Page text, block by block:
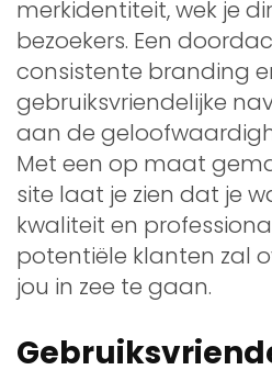
merkidentiteit, wek je
bezoekers. Een
consistente branding
gebruiksvriendelijke
aan de
Met een op maat
site laat je zien dat je
kwaliteit en
potentiële klanten zal
jou in zee te gaan.